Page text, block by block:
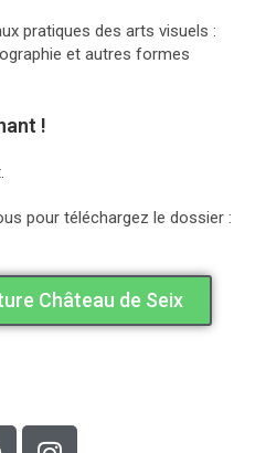
pratiques des arts visuels :
et autres formes
!
pour téléchargez le dossier :
Château de Seix